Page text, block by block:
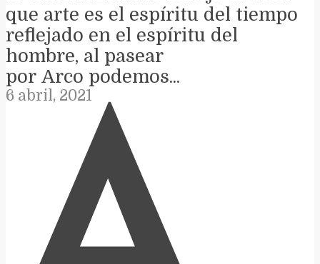
que arte es el espíritu del tiempo
reflejado en el espíritu del
hombre, al pasear
por Arco podemos...
6 abril, 2021